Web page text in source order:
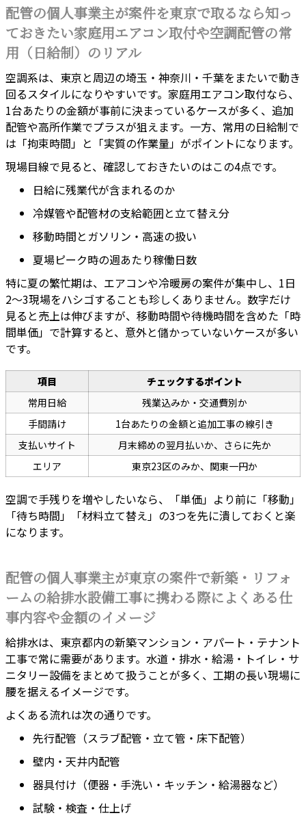
配管の個人事業主が案件を東京で取るなら知っ
ておきたい家庭用エアコン取付や空調配管の常
用（日給制）のリアル
空調系は、東京と周辺の埼玉・神奈川・千葉をまたいで動き
回るスタイルになりやすいです。家庭用エアコン取付なら、
1台あたりの金額が事前に決まっているケースが多く、追加
配管や高所作業でプラスが狙えます。一方、常用の日給制で
は「拘束時間」と「実質の作業量」がポイントになります。
現場目線で見ると、確認しておきたいのはこの4点です。
日給に残業代が含まれるのか
冷媒管や配管材の支給範囲と立て替え分
移動時間とガソリン・高速の扱い
夏場ピーク時の週あたり稼働日数
特に夏の繁忙期は、エアコンや冷暖房の案件が集中し、1日
2〜3現場をハシゴすることも珍しくありません。数字だけ
見ると売上は伸びますが、移動時間や待機時間を含めた「時
間単価」で計算すると、意外と儲かっていないケースが多い
です。
項目
チェックするポイント
常用日給
残業込みか・交通費別か
手間請け
1台あたりの金額と追加工事の線引き
支払いサイト
月末締めの翌月払いか、さらに先か
エリア
東京23区のみか、関東一円か
空調で手残りを増やしたいなら、「単価」より前に「移動」
「待ち時間」「材料立て替え」の3つを先に潰しておくと楽
になります。
配管の個人事業主が東京の案件で新築・リフォ
ームの給排水設備工事に携わる際によくある仕
事内容や金額のイメージ
給排水は、東京都内の新築マンション・アパート・テナント
工事で常に需要があります。水道・排水・給湯・トイレ・サ
ニタリー設備をまとめて扱うことが多く、工期の長い現場に
腰を据えるイメージです。
よくある流れは次の通りです。
先行配管（スラブ配管・立て管・床下配管）
壁内・天井内配管
器具付け（便器・手洗い・キッチン・給湯器など）
試験・検査・仕上げ